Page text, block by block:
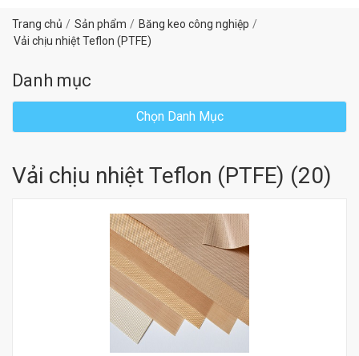
Trang chủ Sản phẩm
Băng keo công nghiệp
Vải chịu nhiệt Teflon (PTFE)
Danh mục
Chọn Danh Mục
Vải chịu nhiệt Teflon (PTFE) (20)